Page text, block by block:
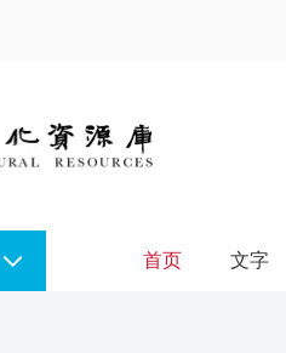
首页 文字